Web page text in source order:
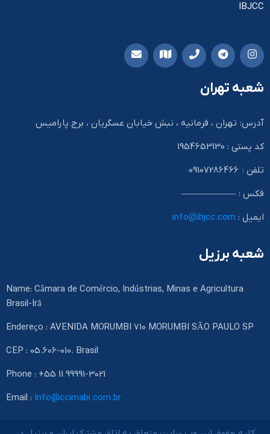
IBJCC
شعبه تهران
آدرس: تهران ، فرمانیه ، نبش خیابان عسگریان ، برج پارامیس
کد پستی : 1954653130
تلفن : 09107286466
فکس : ——————
ایمیل : info@ibjcc.com
شعبه برزیل
Name: Câmara de Comércio, Indústrias, Minas e Agricultura
Brasil-Irã
Endereço : AVENIDA MORUMBI 710 MORUMBI SÃO PAULO SP
CEP : 05.606-010. Brasil
Phone : +55 11 99991-3021
Email : Info@ccimabi.com.br